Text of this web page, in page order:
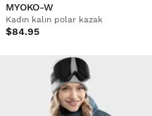
MYOKO-W
Kadın kalın polar kazak
$84.95